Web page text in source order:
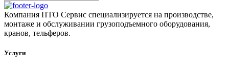
Компания ПТО Сервис специализируется на производстве,
монтаже и обслуживании грузоподъемного оборудования,
кранов, тельферов.
Услуги